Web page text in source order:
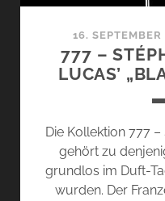
16. SEPTEMBER
777 –
LUCAS’
Die Kollektion 777
gehört zu
grundlos im Duft-
wurden. Der